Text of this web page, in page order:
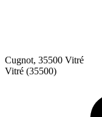
Cugnot, 35500 Vitré
Vitré (35500)